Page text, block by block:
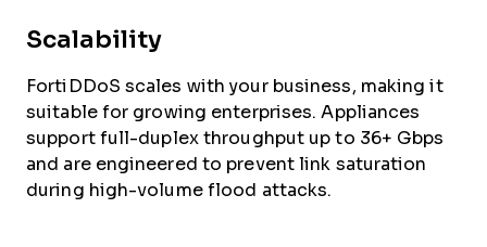
Scalability
FortiDDoS scales with your business, making it
suitable for growing enterprises. Appliances
support full-duplex throughput up to 36+ Gbps
and are engineered to prevent link saturation
during high-volume flood attacks.